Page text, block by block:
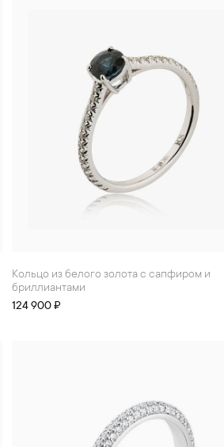
Кольцо из белого золота с сапфиром и
бриллиантами
124 900 ₽